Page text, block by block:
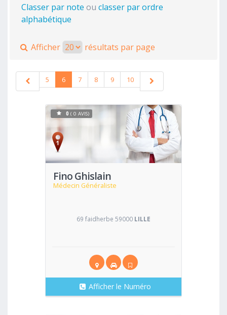
Classer par note ou classer par ordre
alphabétique
Afficher résultats par page
5 6 7 8 9 10
Fino Ghislain
Médecin Généraliste
Voir
0 ( 0 AVIS)
69 faidherbe 59000 LILLE
Afficher le Numéro